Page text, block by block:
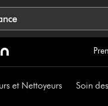
et Nettoyeurs Soin